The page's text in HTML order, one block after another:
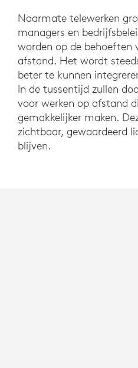
Naarmate telewerken
managers en
worden op de behoeften
afstand. Het wordt
beter te kunnen
In de tussentijd zullen
voor werken op afstand
gemakkelijker maken.
zichtbaar, gewaardeerd
blijven.